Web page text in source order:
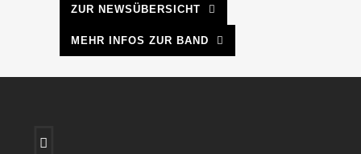
ZUR NEWSÜBERSICHT
MEHR INFOS ZUR BAND